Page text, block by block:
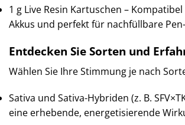
1 g Live Resin Kartuschen –
Akkus und perfekt für nachfüllbare
Entdecken Sie Sorten und
Wählen Sie Ihre Stimmung je nach
Sativa und Sativa-Hybriden (z. B.
eine erhebende, energetisierende